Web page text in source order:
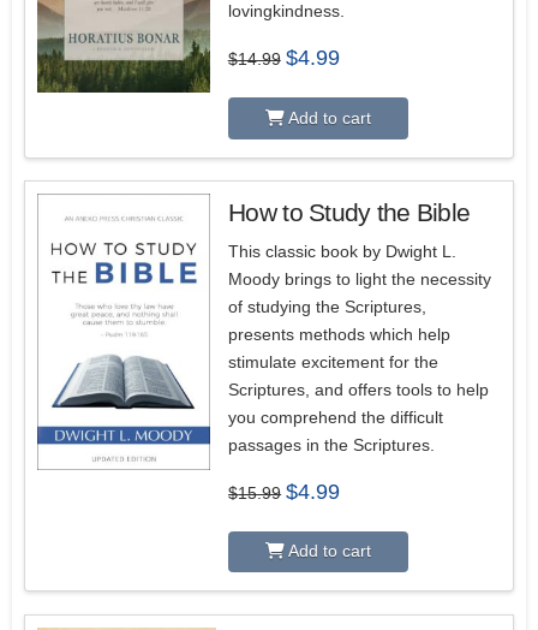
lovingkindness.
$14.99 Original
price
$4.99Current
Add to cart
4.50
How to Study the Bible
This classic book by Dwight L.
Moody brings to light the necessity
of studying the Scriptures,
presents methods which help
stimulate excitement for the
Scriptures, and offers tools to help
you comprehend the difficult
passages in the Scriptures.
$15.99 Original
price
$4.99Current
Add to cart